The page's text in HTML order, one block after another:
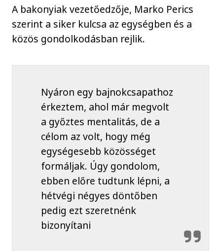
A bakonyiak vezetőedzője, Marko Perics
szerint a siker kulcsa az egységben és a
közös gondolkodásban rejlik.
Nyáron egy bajnokcsapathoz
érkeztem, ahol már megvolt
a győztes mentalitás, de a
célom az volt, hogy még
egységesebb közösséget
formáljak. Úgy gondolom,
ebben előre tudtunk lépni, a
hétvégi négyes döntőben
pedig ezt szeretnénk
bizonyítani